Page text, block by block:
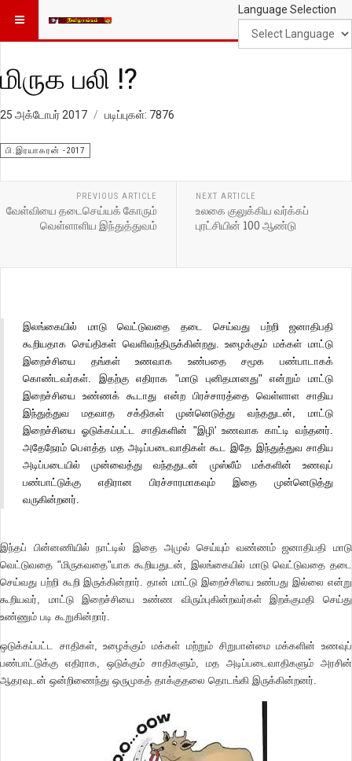
Language Selection
மிருக பலி !?
25 அக்டோபர் 2017 படிப்புகள்: 7876
பி.இரயாகரன் -2017
PREVIOUS ARTICLE
வேள்வியை தடைசெய்யக் கோரும்
வெள்ளாளிய இந்துத்துவம்
NEXT ARTICLE
உலகை குலுக்கிய வர்க்கப்
புரட்சியின் 100 ஆண்டு
இலங்கையில் மாடு வெட்டுவதை தடை செய்வது பற்றி ஜனாதிபதி
கூறியதாக செய்திகள் வெளிவந்திருக்கின்றது. உழைக்கும் மக்கள் மாட்டு
இறைச்சியை தங்கள் உணவாக உண்பதை சமூக பண்பாடாகக்
கொண்டவர்கள். இதற்கு எதிராக "மாடு புனிதமானது" என்றும் மாட்டு
இறைச்சியை உண்ணக் கூடாது என்ற பிரச்சாரத்தை வெள்ளாள சாதிய
இந்துத்துவ மதவாத சக்திகள் முன்னெடுத்து வந்ததுடன், மாட்டு
இறைச்சியை ஓடுக்கப்பட்ட சாதிகளின் "இழி' உணவாக காட்டி வந்தனர்.
அதேநேரம் பௌத்த மத அடிப்படைவாதிகள் கூட இதே இந்துத்துவ சாதிய
அடிப்படையில் முன்வைத்து வந்ததுடன் முஸ்லீம் மக்களின் உணவுப்
பண்பாட்டுக்கு எதிரான பிரச்சாரமாகவும் இதை முன்னெடுத்து
வருகின்றனர்.
இந்தப் பின்னணியில் நாட்டில் இதை அமுல் செய்யும் வண்ணம் ஜனாதிபதி மாடு
வெட்டுவதை "மிருகவதை"யாக கூறியதுடன், இலங்கையில் மாடு வெட்டுவதை தடை
செய்வது பற்றி கூறி இருக்கின்றார். தான் மாட்டு இறைச்சியை உண்பது இல்லை என்று
கூறியவர், மாட்டு இறைச்சியை உண்ண விரும்புகின்றவர்கள் இறக்குமதி செய்து
உண்ணும் படி கூறுகின்றார்.
ஒடுக்கப்பட்ட சாதிகள், உழைக்கும் மக்கள் மற்றும் சிறுபான்மை மக்களின் உணவுப்
பண்பாட்டுக்கு எதிராக, ஒடுக்கும் சாதிகளும், மத அடிப்படைவாதிகளும் அரசின்
ஆதரவுடன் ஒன்றிணைந்து ஒருமுகத் தாக்குதலை தொடங்கி இருக்கின்றனர்.